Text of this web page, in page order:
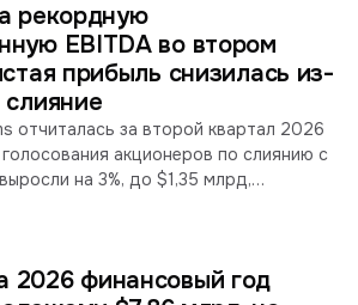
во втором квартале покрыла
90% инфляции себестоимости,
100% к четвёртому кварталу.
рекордную
EBITDA во втором
прибыль снизилась из-
отчиталась за второй квартал 2026
акционеров по слиянию с
на 3%, до $1,35 млрд,
обновила рекорд компании ($305
прибыль без учёта
2026 финансовый год